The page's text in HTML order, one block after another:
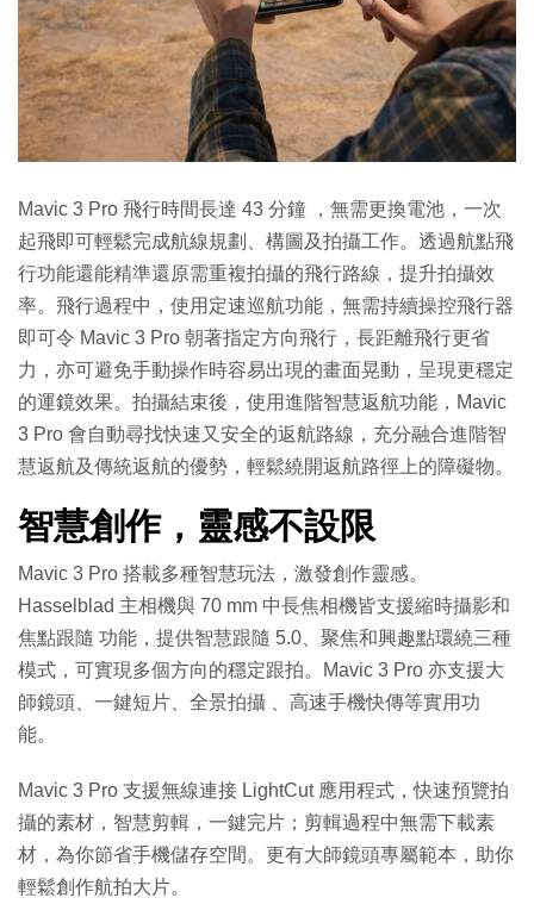
Mavic 3 Pro 飛行時間長達 43 分鐘 ，無需更換電池，一次
起飛即可輕鬆完成航線規劃、構圖及拍攝工作。透過航點飛
行功能還能精準還原需重複拍攝的飛行路線，提升拍攝效
率。飛行過程中，使用定速巡航功能，無需持續操控飛行器
即可令 Mavic 3 Pro 朝著指定方向飛行，長距離飛行更省
力，亦可避免手動操作時容易出現的畫面晃動，呈現更穩定
的運鏡效果。拍攝結束後，使用進階智慧返航功能，Mavic
3 Pro 會自動尋找快速又安全的返航路線，充分融合進階智
慧返航及傳統返航的優勢，輕鬆繞開返航路徑上的障礙物。
智慧創作，靈感不設限
Mavic 3 Pro 搭載多種智慧玩法，激發創作靈感。
Hasselblad 主相機與 70 mm 中長焦相機皆支援縮時攝影和
焦點跟隨 功能，提供智慧跟隨 5.0、聚焦和興趣點環繞三種
模式，可實現多個方向的穩定跟拍。Mavic 3 Pro 亦支援大
師鏡頭、一鍵短片、全景拍攝 、高速手機快傳等實用功
能。
Mavic 3 Pro 支援無線連接 LightCut 應用程式，快速預覽拍
攝的素材，智慧剪輯，一鍵完片；剪輯過程中無需下載素
材，為你節省手機儲存空間。更有大師鏡頭專屬範本，助你
輕鬆創作航拍大片。